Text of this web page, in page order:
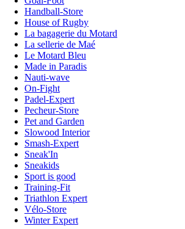
Handball-Store
House of Rugby
La bagagerie du Motard
La sellerie de Maé
Le Motard Bleu
Made in Paradis
Nauti-wave
On-Fight
Padel-Expert
Pecheur-Store
Pet and Garden
Slowood Interior
Smash-Expert
Sneak'In
Sneakids
Sport is good
Training-Fit
Triathlon Expert
Vélo-Store
Winter Expert